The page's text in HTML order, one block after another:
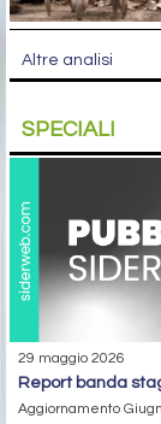
Altre analisi
SPECIALI
29 maggio 2026
report banda
Aggiornamento